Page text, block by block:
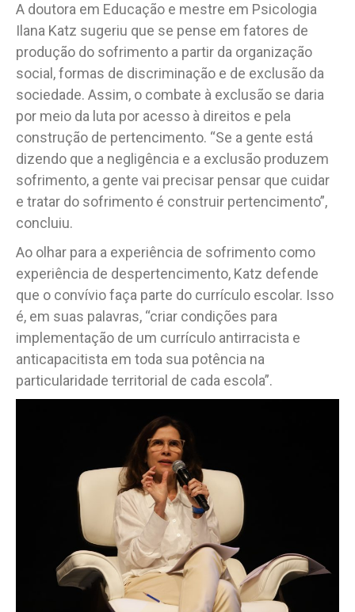
A doutora em Educação e mestre em Psicologia
Ilana Katz sugeriu que se pense em fatores de
produção do sofrimento a partir da organização
social, formas de discriminação e de exclusão da
sociedade. Assim, o combate à exclusão se daria
por meio da luta por acesso à direitos e pela
construção de pertencimento. “Se a gente está
dizendo que a negligência e a exclusão produzem
sofrimento, a gente vai precisar pensar que cuidar
e tratar do sofrimento é construir pertencimento”,
concluiu.
Ao olhar para a experiência de sofrimento como
experiência de despertencimento, Katz defende
que o convívio faça parte do currículo escolar. Isso
é, em suas palavras, “criar condições para
implementação de um currículo antirracista e
anticapacitista em toda sua potência na
particularidade territorial de cada escola”.